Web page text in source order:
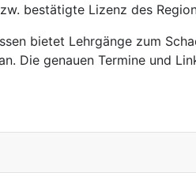
bestätigte Lizenz des
bietet Lehrgänge zum
Die genauen Termine und
zum neuen HSV-Präsidenten